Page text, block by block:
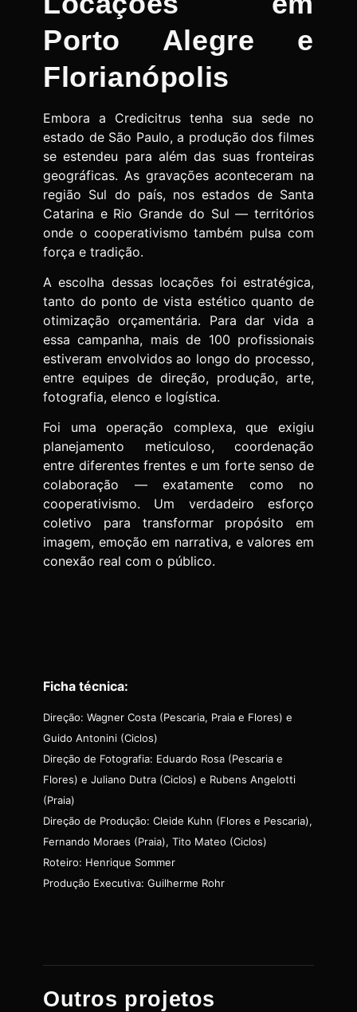
Porto Alegre e
Florianópolis
Embora a Credicitrus tenha sua sede no
estado de São Paulo, a produção dos filmes
se estendeu para além das suas fronteiras
geográficas. As gravações aconteceram na
região Sul do país, nos estados de Santa
Catarina e Rio Grande do Sul — territórios
onde o cooperativismo também pulsa com
força e tradição.
A escolha dessas locações foi estratégica,
tanto do ponto de vista estético quanto de
otimização orçamentária. Para dar vida a
essa campanha, mais de 100 profissionais
estiveram envolvidos ao longo do processo,
entre equipes de direção, produção, arte,
fotografia, elenco e logística.
Foi uma operação complexa, que exigiu
planejamento meticuloso, coordenação
entre diferentes frentes e um forte senso de
colaboração — exatamente como no
cooperativismo. Um verdadeiro esforço
coletivo para transformar propósito em
imagem, emoção em narrativa, e valores em
conexão real com o público.
Ficha técnica:
Direção: Wagner Costa (Pescaria, Praia e Flores) e
Guido Antonini (Ciclos)
Direção de Fotografia: Eduardo Rosa (Pescaria e
Flores) e Juliano Dutra (Ciclos) e Rubens Angelotti
(Praia)
Direção de Produção: Cleide Kuhn (Flores e Pescaria),
Fernando Moraes (Praia), Tito Mateo (Ciclos)
Roteiro: Henrique Sommer
Produção Executiva: Guilherme Rohr
Outros projetos